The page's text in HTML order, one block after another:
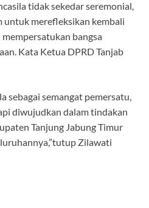
tidak sekedar seremonial,
merefleksikan kembali
bangsa
Kata Ketua DPRD Tanjab
sebagai semangat pemersatu,
diwujudkan dalam tindakan
Tanjung Jabung Timur
Zilawati